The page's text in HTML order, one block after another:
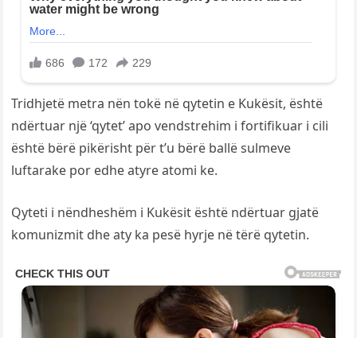
Tridhjetë metra nën tokë në qytetin e Kukësit, është
ndërtuar një ‘qytet’ apo vendstrehim i fortifikuar i cili
është bërë pikërisht për t’u bërë ballë sulmeve
luftarake por edhe atyre atomi ke.
Qyteti i nëndheshëm i Kukësit është ndërtuar gjatë
komunizmit dhe aty ka pesë hyrje në tërë qytetin.